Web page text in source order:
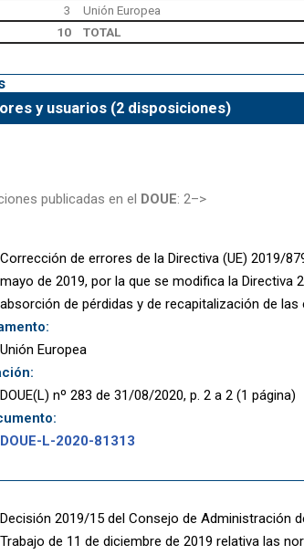
3
Unión Europea
10
TOTAL
y usuarios (2 disposiciones)
publicadas en el DOUE: 2–>
Corrección de errores de la Directiva (UE) 2019/
mayo de 2019, por la que se modifica la Directiva
absorción de pérdidas y de recapitalización de
Unión Europea
DOUE(L) nº 283 de 31/08/2020, p. 2 a 2 (1 página)
DOUE-L-2020-81313
Decisión 2019/15 del Consejo de Administración
Trabajo de 11 de diciembre de 2019 relativa las